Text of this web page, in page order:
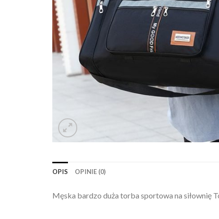
OPIS OPINIE (0)
Męska bardzo duża torba sportowa na siłownię